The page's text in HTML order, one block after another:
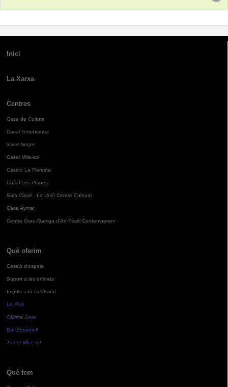
Inici
La Xarxa
Centres
Casa de Cultura
Casal Torreblanca
Xalet Negre
Casal Mira-sol
Casino La Floresta
Casal Les Planes
Sala Clavé - La Unió Centre Cultural
Casa Aymat
Centre Grau-Garriga d'Art Tèxtil Contemporani
Què oferim
Cessió d'espais
Suport a les entitats
Impuls a la creativitat
La Pua
Oficina Jove
Bar Bocamoll
Teatre Mira-sol
Què fem